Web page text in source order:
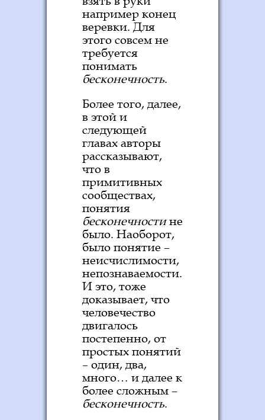
например конец
веревки. Для
этого совсем не
требуется
понимать
бесконечность.
Более того, далее,
в этой и
следующей
главах авторы
рассказывают,
что в
примитивных
сообществах,
понятия
бесконечностине
было. Наоборот,
было понятие –
неисчислимости,
непознаваемости.
И это, тоже
доказывает, что
человечество
двигалось
постепенно, от
простых понятий
– один, два,
много… и далее к
более сложным –
бесконечность.